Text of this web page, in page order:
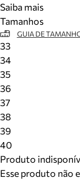
Meus
Saiba mais
Tamanhos
GUIA DE
33
34
35
36
37
38
39
40
Produto
Esse produto não